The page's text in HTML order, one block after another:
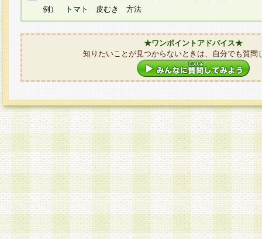
例） トマト 皮むき 方法
★ワンポイントアドバイス★
知りたいことが見つからないときは、自分でも質問